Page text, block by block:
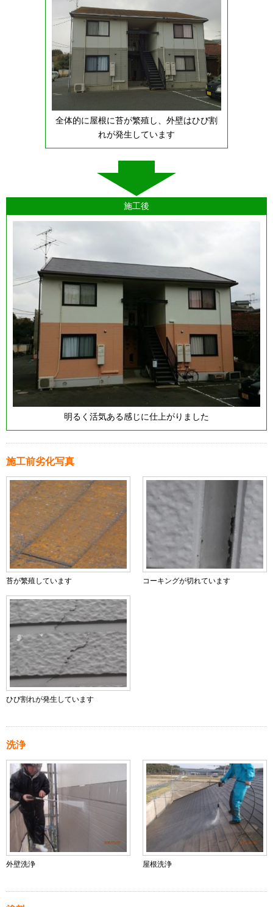
全体的に屋根に苔が繁殖し、外壁はひび割
れが発生しています
施工後
明るく活気ある感じに仕上がりました
施工前劣化写真
苔が繁殖しています コーキングが切れています
ひび割れが発生しています
洗浄
外壁洗浄 屋根洗浄